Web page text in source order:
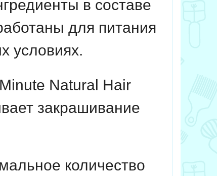
в составе
для питания
условиях.
Natural Hair
закрашивание
количество